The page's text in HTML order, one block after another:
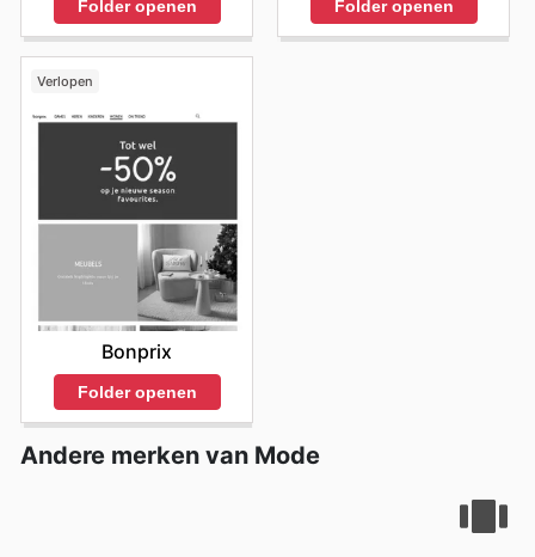
Folder openen Folder openen
Verlopen
Bonprix
Folder openen
Andere merken van Mode